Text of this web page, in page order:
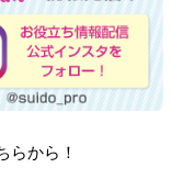
らから！